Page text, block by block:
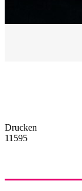
Drucken
11595